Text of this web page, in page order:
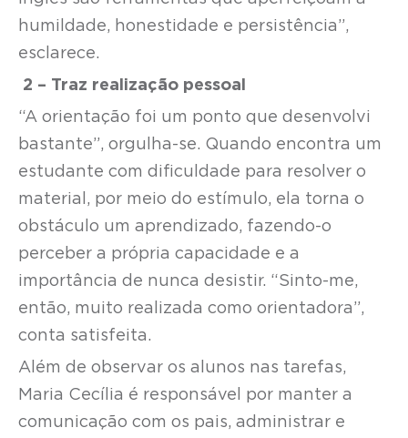
humildade, honestidade e persistência”,
esclarece.
2 – Traz realização pessoal
“A orientação foi um ponto que desenvolvi
bastante”, orgulha-se. Quando encontra um
estudante com dificuldade para resolver o
material, por meio do estímulo, ela torna o
obstáculo um aprendizado, fazendo-o
perceber a própria capacidade e a
importância de nunca desistir. “Sinto-me,
então, muito realizada como orientadora”,
conta satisfeita.
Além de observar os alunos nas tarefas,
Maria Cecília é responsável por manter a
comunicação com os pais, administrar e